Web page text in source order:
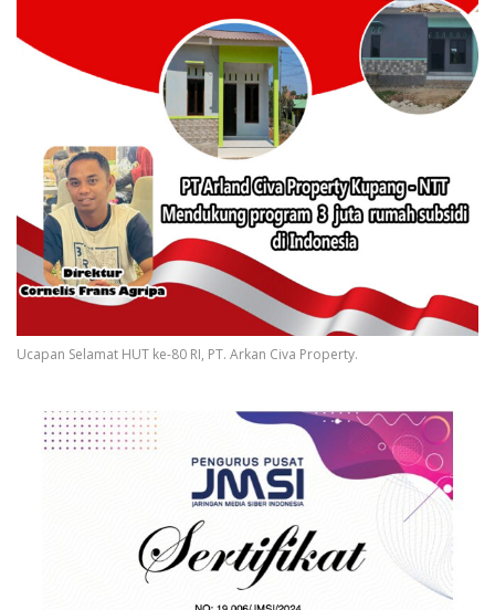
Ucapan Selamat HUT ke-80 RI, PT. Arkan Civa Property.